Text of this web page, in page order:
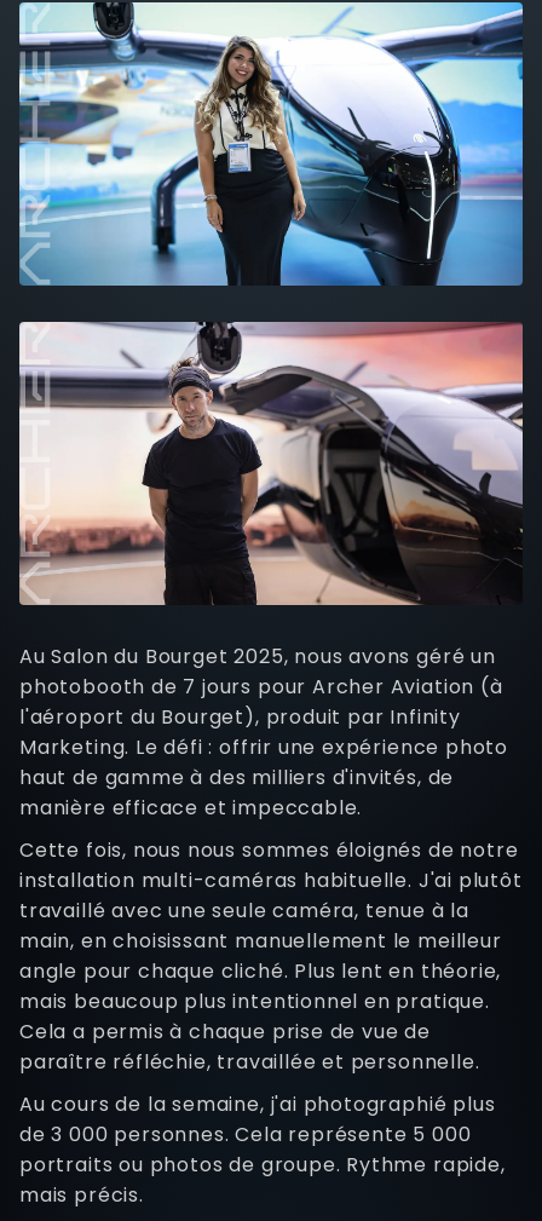
Au Salon du Bourget 2025, nous avons géré un
photobooth de 7 jours pour Archer Aviation (à
l'aéroport du Bourget), produit par Infinity
Marketing. Le défi : offrir une expérience photo
haut de gamme à des milliers d'invités, de
manière efficace et impeccable.
Cette fois, nous nous sommes éloignés de notre
installation multi-caméras habituelle. J'ai plutôt
travaillé avec une seule caméra, tenue à la
main, en choisissant manuellement le meilleur
angle pour chaque cliché. Plus lent en théorie,
mais beaucoup plus intentionnel en pratique.
Cela a permis à chaque prise de vue de
paraître réfléchie, travaillée et personnelle.
Au cours de la semaine, j'ai photographié plus
de 3 000 personnes. Cela représente 5 000
portraits ou photos de groupe. Rythme rapide,
mais précis.